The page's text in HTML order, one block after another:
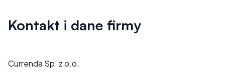
Kontakt i dane firmy
Currenda Sp. z o.o.